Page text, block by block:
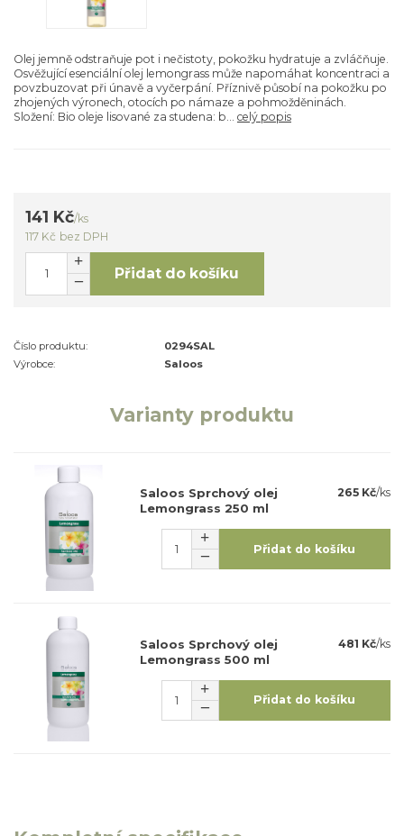
Olej jemně odstraňuje pot i nečistoty, pokožku hydratuje a zvláčňuje.
Osvěžující esenciální olej lemongrass může napomáhat koncentraci a
povzbuzovat při únavě a vyčerpání. Příznivě působí na pokožku po
zhojených výronech, otocích po námaze a pohmožděninách.
Složení: Bio oleje lisované za studena: b... celý popis
141 Kč/ks
117 Kč bez DPH
Přidat do košíku
Číslo produktu:
0294SAL
Výrobce:
Saloos
Varianty produktu
Saloos Sprchový olej
Lemongrass 250 ml
265 Kč/ks
Přidat do košíku
Saloos Sprchový olej
Lemongrass 500 ml
481 Kč/ks
Přidat do košíku